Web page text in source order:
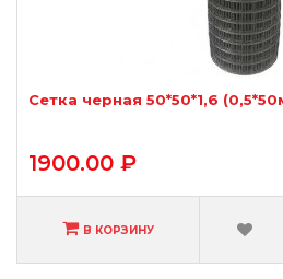
Сетка черная 50*50*1,6
1900.00 ₽
В КОРЗИНУ